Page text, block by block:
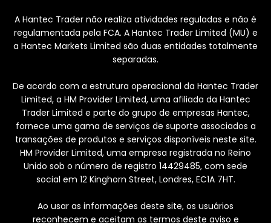
A Hantec Trader não realiza atividades reguladas e não é
regulamentada pela FCA. A Hantec Trader Limited (MU) e
a Hantec Markets Limited são duas entidades totalmente
separadas.
De acordo com a estrutura operacional da Hantec Trader
Limited, a HM Provider Limited, uma afiliada da Hantec
Trader Limited e parte do grupo de empresas Hantec,
fornece uma gama de serviços de suporte associados a
transações de produtos e serviços disponíveis neste site.
HM Provider Limited, uma empresa registrada no Reino
Unido sob o número de registro 14429485, com sede
social em 12 Kinghorn Street, Londres, EC1A 7HT.
Ao usar as informações deste site, os usuários
reconhecem e aceitam os termos deste aviso e